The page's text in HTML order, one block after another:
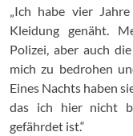
„Ich habe vier
Kleidung genäht.
Polizei, aber auch
mich zu bedrohen
Eines Nachts haben
das ich hier nicht
gefährdet ist.“